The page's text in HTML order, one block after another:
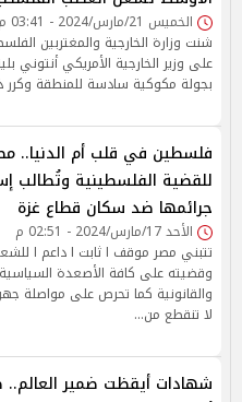
الخميس 21/مارس/2024 - 03:41 م
شنت وزارة الخارجية والمغتربين
على وزير الخارجية الأمريكي أنتوني
بجولة مكوكية سادسة للمنطقة وكرر
فلسطين في قلب أم الدنيا..
للقضية الفلسطينية وتُطالب
جرائمها ضد سكان قطاع غزة
الأحد 17/مارس/2024 - 02:51 م
تتبني مصر موقف ا ثابت ا داعم ا
وقضيته على كافة الأصعدة السياسية
والقانونية كما تحرص على مواصلة
لا تنقطع من…
شهادات أيقظت ضمير العالم..